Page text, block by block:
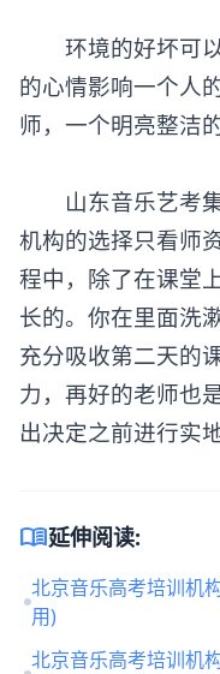
环境的好坏可以
的心情影响一个人
师，一个明亮整洁
山东音乐艺考集
机构的选择只看师
程中，除了在课堂
长的。你在里面洗
充分吸收第二天的
力，再好的老师也
出决定之前进行实
menu_book延伸阅读:
北京音乐高考培训机
用)
北京音乐高考培训机